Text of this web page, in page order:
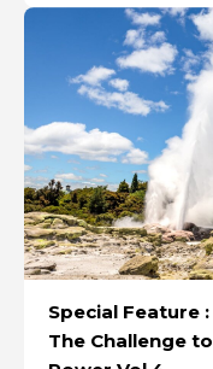
Special Feature
The Challenge